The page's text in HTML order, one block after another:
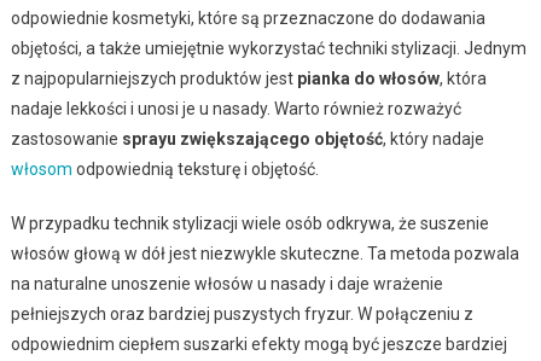
odpowiednie kosmetyki, które są przeznaczone do dodawania
objętości, a także umiejętnie wykorzystać techniki stylizacji. Jednym
z najpopularniejszych produktów jest pianka do włosów, która
nadaje lekkości i unosi je u nasady. Warto również rozważyć
zastosowanie sprayu zwiększającego objętość, który nadaje
włosom odpowiednią teksturę i objętość.
W przypadku technik stylizacji wiele osób odkrywa, że suszenie
włosów głową w dół jest niezwykle skuteczne. Ta metoda pozwala
na naturalne unoszenie włosów u nasady i daje wrażenie
pełniejszych oraz bardziej puszystych fryzur. W połączeniu z
odpowiednim ciepłem suszarki efekty mogą być jeszcze bardziej